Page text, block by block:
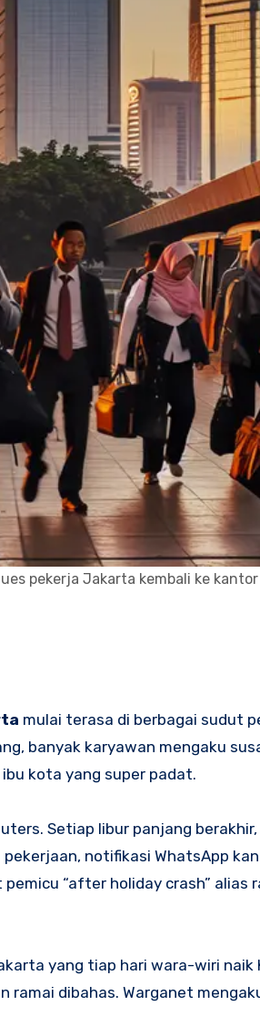
pekerja Jakarta kembali ke
mulai terasa di berbagai sudut
banyak karyawan mengaku
kota yang super padat.
Setiap libur panjang
notifikasi WhatsApp
“after holiday crash” alias
yang tiap hari wara-wiri naik
ramai dibahas. Warganet